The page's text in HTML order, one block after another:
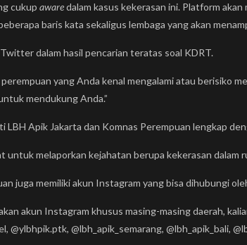
cukup awaredalam kasus kekerasan ini. Platform
baris kata sekaligus lembaga yang akan
dalam hasil pencarian teratas soal KDRT.
yang Anda kenal mengalami atau berisiko
mendukung Anda.”
LBH Apik Jakarta dan Komnas Perempuan lengkap
melaporkan kejahatan berupa kekerasan dalam
juga memiliki akun Instagram yang bisa dihubungi
akun Instagram khusus masing-masing daerah,
@ylbhpik.ptk, @lbh_apik_semarang, @lbh_apik_bali,